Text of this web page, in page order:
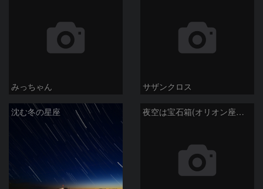
みっちゃん サザンクロス
沈む冬の星座 夜空は宝石箱(オリオン座大星雲 M42) Seestar50